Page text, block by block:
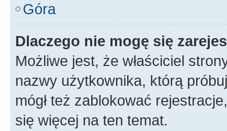
Góra
Dlaczego nie mogę się
Możliwe jest, że właściciel
nazwy użytkownika, którą
mógł też zablokować
się więcej na ten temat.